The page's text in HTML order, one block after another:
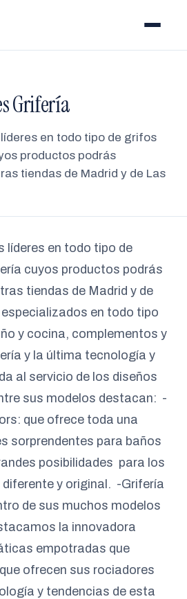
Grifería
en todo tipo de grifos
productos podrás
tiendas de Madrid y de Las
líderes en todo tipo de
cuyos productos podrás
tiendas de Madrid y de
en todo tipo
y cocina, complementos y
y la última tecnología y
al servicio de los diseños
sus modelos destacan: -
que ofrece toda una
sorprendentes para baños
posibilidades para los
y original. -Grifería
de sus muchos modelos
la innovadora
empotradas que
ofrecen sus rociadores
y tendencias de esta